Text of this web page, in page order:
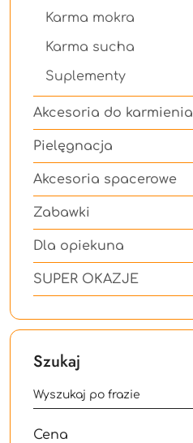
Karma mokra
Karma sucha
Suplementy
Akcesoria do karmienia
Pielęgnacja
Akcesoria spacerowe
Zabawki
Dla opiekuna
SUPER OKAZJE
Szukaj
Cena